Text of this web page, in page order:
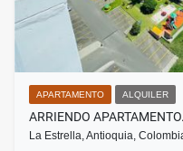
APARTAMENTO ALQUILER
ARRIENDO
La Estrella, Antioquia,